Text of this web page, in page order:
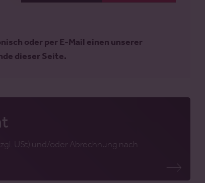
oder per E-Mail einen unserer
dieser Seite.
USt) und/oder Abrechnung nach